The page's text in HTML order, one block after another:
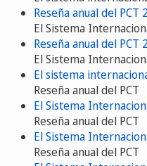
Reseña anual del PCT
El Sistema
Reseña anual del PCT
El Sistema
El sistema
Reseña anual del PCT
El Sistema
Reseña anual del PCT
El Sistema
Reseña anual del PCT